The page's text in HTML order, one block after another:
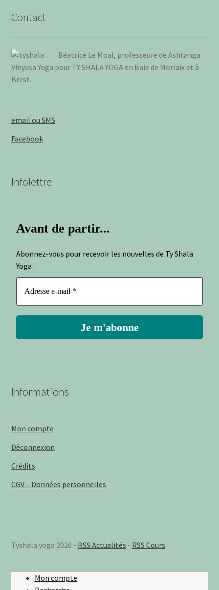
Contact
Béa­trice Le Moal, pro­fes­seure de Ash­tan­ga
Vinya­sa Yoga pour TY SHALA YOGA en Baie de Mor­laix et à
Brest.
email ou SMS
Facebook
Infolettre
Avant de partir...
Abonnez-vous pour recevoir les nouvelles de Ty Shala
Yoga :
Informations
Mon compte
Déconnexion
Crédits
CGV – Données personnelles
Tyshala.yoga 2026 - RSS Actualités - RSS Cours
Mon compte